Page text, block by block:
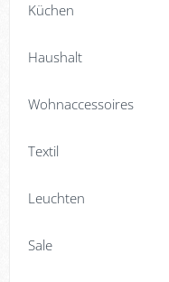
Küchen
Haushalt
Wohnaccessoires
Textil
Leuchten
Sale